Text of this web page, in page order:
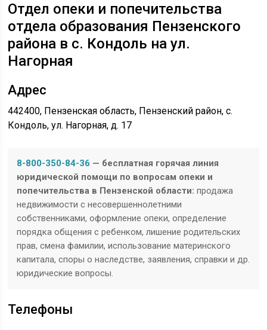
Отдел опеки и попечительства
отдела образования Пензенского
района в с. Кондоль на ул.
Нагорная
Адрес
442400, Пензенская область, Пензенский район, с.
Кондоль, ул. Нагорная, д. 17
8-800-350-84-36 — бесплатная горячая линия
юридической помощи по вопросам опеки и
попечительства в Пензенской области:продажа
недвижимости с несовершеннолетними
собственниками, оформление опеки, определение
порядка общения с ребенком, лишение родительских
прав, смена фамилии, использование материнского
капитала, споры о наследстве, заявления, справки и др.
юридические вопросы.
Телефоны